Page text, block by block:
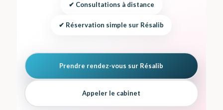
✔ Consultations à distance
✔ Réservation simple sur Résalib
Prendre rendez-vous sur Résalib
Appeler le cabinet